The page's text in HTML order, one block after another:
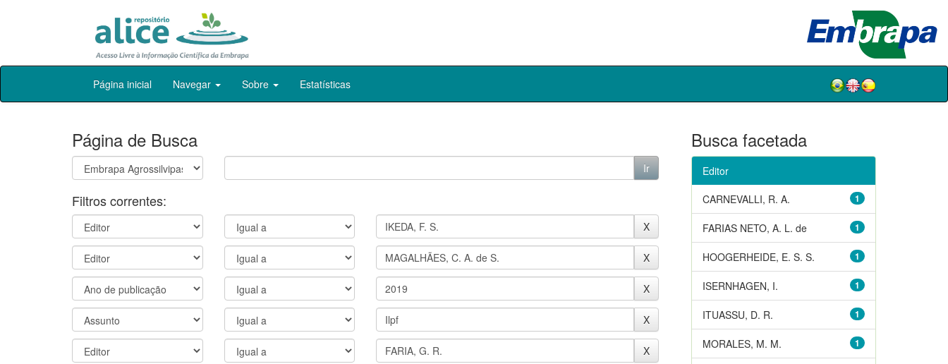
Skip
Página inicial Navegar Sobre Estatísticas
Página de Busca
Filtros correntes:
Busca facetada
Editor
1
CARNEVALLI, R. A.
1
FARIAS NETO, A. L. de
1
HOOGERHEIDE, E. S. S.
1
ISERNHAGEN, I.
1
ITUASSU, D. R.
1
MORALES, M. M.